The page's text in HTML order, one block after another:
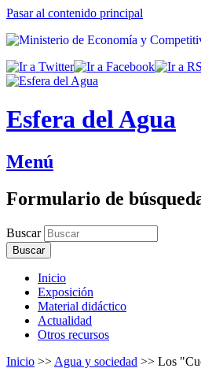
Pasar al contenido principal
Esfera del Agua
Menú
Formulario de
Buscar
Inicio
Exposición
Material didáctico
Actualidad
Otros recursos
Inicio >> Agua y sociedad >> Los